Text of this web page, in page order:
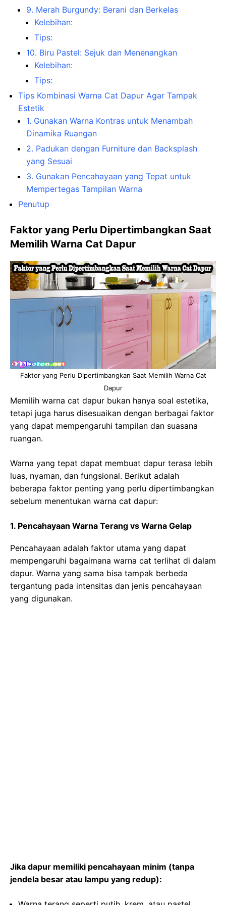
9. Merah Burgundy: Berani dan Berkelas
Kelebihan:
Tips:
10. Biru Pastel: Sejuk dan Menenangkan
Kelebihan:
Tips:
Tips Kombinasi Warna Cat Dapur Agar Tampak
Estetik
1. Gunakan Warna Kontras untuk Menambah
Dinamika Ruangan
2. Padukan dengan Furniture dan Backsplash
yang Sesuai
3. Gunakan Pencahayaan yang Tepat untuk
Mempertegas Tampilan Warna
Penutup
Faktor yang Perlu Dipertimbangkan Saat
Memilih Warna Cat Dapur
Faktor yang Perlu Dipertimbangkan Saat Memilih Warna Cat
Dapur
Memilih warna cat dapur bukan hanya soal estetika,
tetapi juga harus disesuaikan dengan berbagai faktor
yang dapat mempengaruhi tampilan dan suasana
ruangan.
Warna yang tepat dapat membuat dapur terasa lebih
luas, nyaman, dan fungsional. Berikut adalah
beberapa faktor penting yang perlu dipertimbangkan
sebelum menentukan warna cat dapur:
1. Pencahayaan Warna Terang vs Warna Gelap
Pencahayaan adalah faktor utama yang dapat
mempengaruhi bagaimana warna cat terlihat di dalam
dapur. Warna yang sama bisa tampak berbeda
tergantung pada intensitas dan jenis pencahayaan
yang digunakan.
Jika dapur memiliki pencahayaan minim (tanpa
jendela besar atau lampu yang redup):